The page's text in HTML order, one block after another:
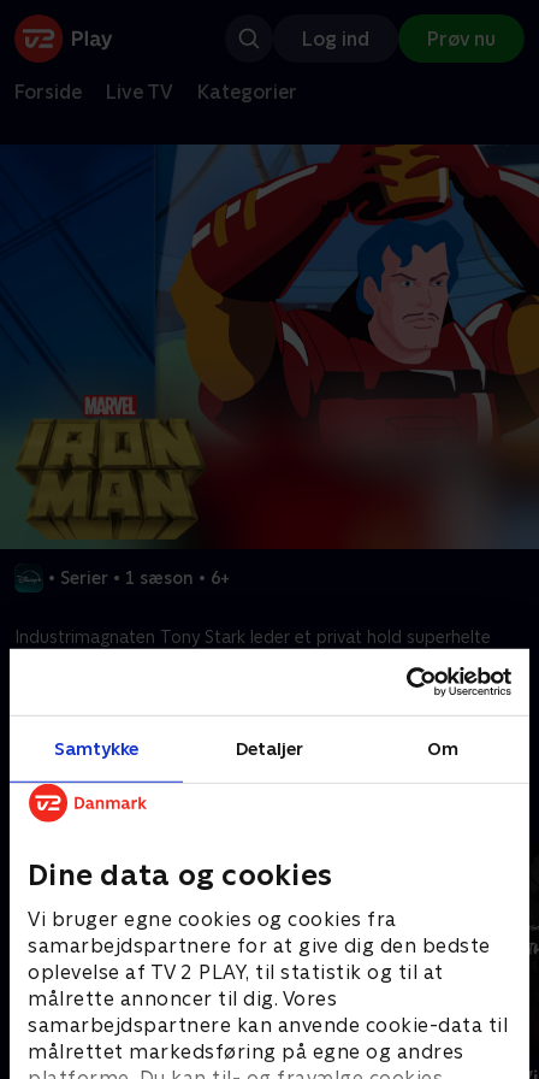
Samtykke Detaljer Om
Dine data og cookies
Vi bruger egne cookies og cookies fra
samarbejdspartnere for at give dig den bedste
oplevelse af TV 2 PLAY, til statistik og til at
målrette annoncer til dig. Vores
samarbejdspartnere kan anvende cookie-data til
målrettet markedsføring på egne og andres
Log ind Prøv nu
Forside Live TV Kategorier
• Serier • 1 sæson • 6+
Industrimagnaten Tony Stark leder et privat hold superhelte
Mere indhold fra Disney+